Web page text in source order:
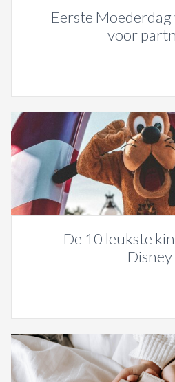
Eerste Moederdag
voor
De 10 leukste